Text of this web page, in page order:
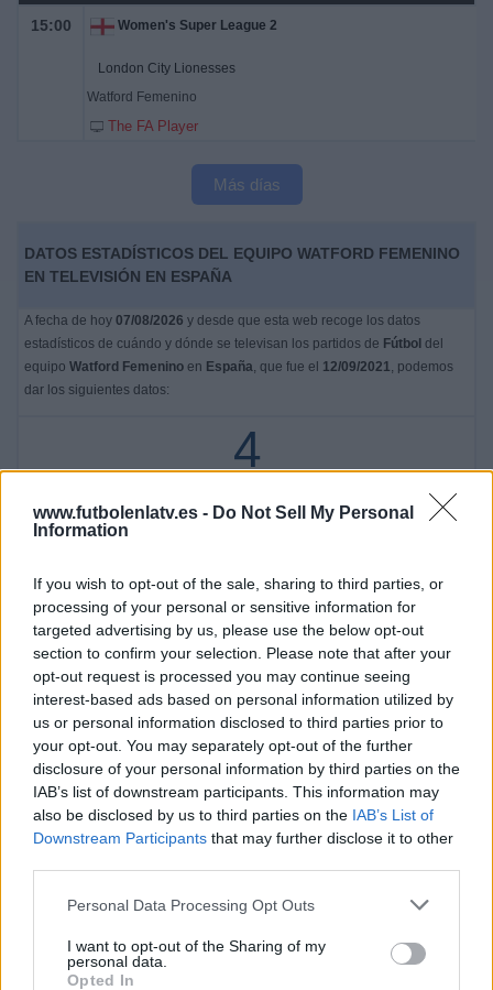
www.futbolenlatv.es - Do Not Sell My Personal
Information
If you wish to opt-out of the sale, sharing to third parties, or
processing of your personal or sensitive information for
targeted advertising by us, please use the below opt-out
section to confirm your selection. Please note that after your
opt-out request is processed you may continue seeing
interest-based ads based on personal information utilized by
us or personal information disclosed to third parties prior to
your opt-out. You may separately opt-out of the further
disclosure of your personal information by third parties on the
IAB’s list of downstream participants. This information may
also be disclosed by us to third parties on the IAB’s List of
Downstream Participants that may further disclose it to other
Personal Data Processing Opt Outs
I want to opt-out of the Sharing of my
personal data.
Opted In
15:00 Women's Super League 2
London City Lionesses
Watford Femenino
The FA Player
Más días
DATOS ESTADÍSTICOS DEL EQUIPO WATFORD FEMENINO
EN TELEVISIÓN EN ESPAÑA
A fecha de hoy 07/08/2026 y desde que esta web recoge los datos
estadísticos de cuándo y dónde se televisan los partidos de Fútbol del
equipo Watford Femenino en España, que fue el 12/09/2021, podemos
dar los siguientes datos:
4
4 partidos en abierto
0%
ÚLTIMO PARTIDO EN ABIERTO
Sunderland Femenino - Watford Femenino
27/03/2022 Women's Super League 2 por The FA Player
RANKING POR CANALES
The FA Player 4 (100%)
Ver ranking completo
TOTAL
DÍAS
1593
GRATUÍTO
PARTIDOS
0
DE PAGO